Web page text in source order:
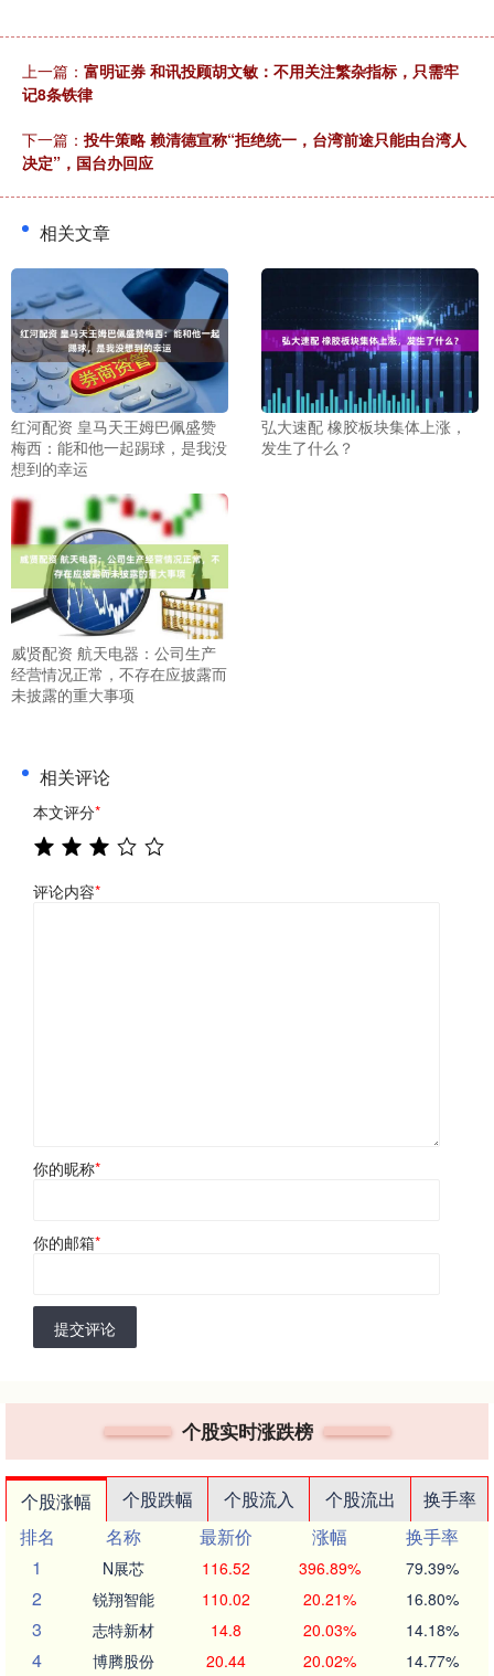
上一篇： 富明证券 和讯投顾胡文敏：不用关注繁杂指标，只需牢
记8条铁律
下一篇： 投牛策略 赖清德宣称“拒绝统一，台湾前途只能由台湾人
决定”，国台办回应
相关文章
红河配资 皇马天王姆巴佩盛赞
梅西：能和他一起踢球，是我没
想到的幸运
弘大速配 橡胶板块集体上涨，
发生了什么？
威贤配资 航天电器：公司生产
经营情况正常，不存在应披露而
未披露的重大事项
相关评论
本文评分*
评论内容*
你的昵称*
你的邮箱*
提交评论
个股实时涨跌榜
个股涨幅 个股跌幅 个股流入 个股流出
换手率
排名
名称 最新价 涨幅
换手率
1
N展芯 116.52 396.89% 79.39%
2 锐翔智能 110.02 20.21% 16.80%
3 志特新材 14.8 20.03% 14.18%
4 博腾股份 20.44 20.02% 14.77%